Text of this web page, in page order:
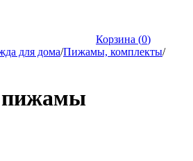
Корзина (0)
для дома/Пижамы, комплекты/